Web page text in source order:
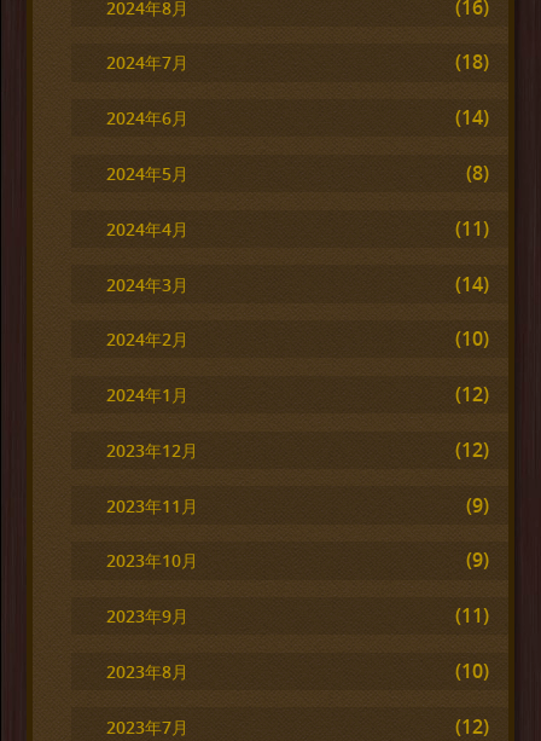
2024年8月 (16)
2024年7月 (18)
2024年6月 (14)
2024年5月 (8)
2024年4月 (11)
2024年3月 (14)
2024年2月 (10)
2024年1月 (12)
2023年12月 (12)
2023年11月 (9)
2023年10月 (9)
2023年9月 (11)
2023年8月 (10)
2023年7月 (12)